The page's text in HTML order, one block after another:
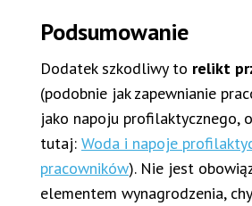
Podsumowanie
Dodatek szkodliwy to relikt
(podobnie jak zapewnianie
jako napoju profilaktycznego,
tutaj: Woda i napoje
pracowników). Nie jest
elementem wynagrodzenia,